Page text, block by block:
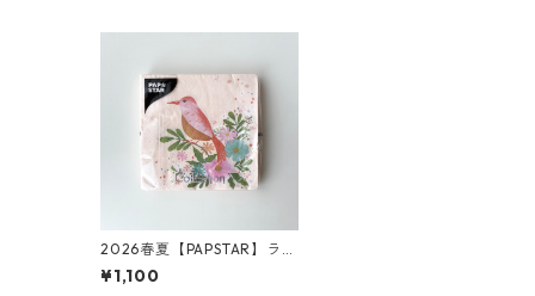
2026春夏【PAPSTAR】ラン
チサイズ ペーパーナプキン
Flowery Bird クリーム 20
¥1,100